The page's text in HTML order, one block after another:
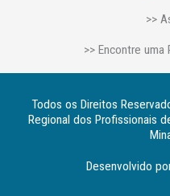
>>
>> Encontre
Todos os Direitos
Regional dos Profissionais
Desenvolvido